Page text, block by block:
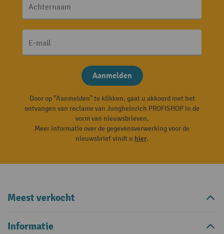
Achternaam
E-mail
Aanmelden
Door op "Aanmelden" te klikken, gaat u akkoord met het
ontvangen van reclame van Jungheinrich PROFISHOP in de
vorm van nieuwsbrieven.
Meer informatie over de gegevensverwerking voor de
nieuwsbrief vindt u hier.
Meest verkocht
Informatie